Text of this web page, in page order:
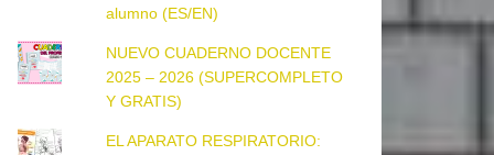
alumno (ES/EN)
NUEVO CUADERNO DOCENTE
2025 – 2026 (SUPERCOMPLETO
Y GRATIS)
EL APARATO RESPIRATORIO: